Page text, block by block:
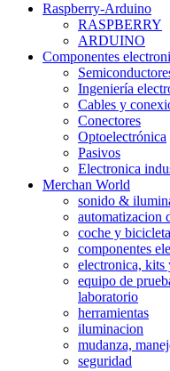
Raspberry-Arduino
RASPBERRY
ARDUINO
Componentes
Ingeniería
Cables y
Conectores
Optoelectrónica
Pasivos
Electronica
Merchan World
sonido &
automatizacion
coche y bicicleta
componentes
electronica, kits
equipo de
laboratorio
herramientas
iluminacion
mudanza,
seguridad